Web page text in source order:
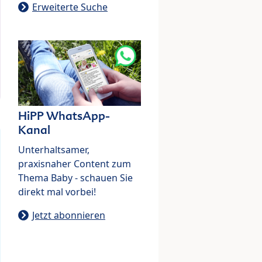
Erweiterte Suche
HiPP WhatsApp-
Kanal
Unterhaltsamer,
praxisnaher Content zum
Thema Baby - schauen Sie
direkt mal vorbei!
Jetzt abonnieren